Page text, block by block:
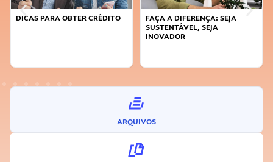
DICAS PARA OBTER CRÉDITO
FAÇA A DIFERENÇA: SEJA
SUSTENTÁVEL, SEJA
INOVADOR
ARQUIVOS